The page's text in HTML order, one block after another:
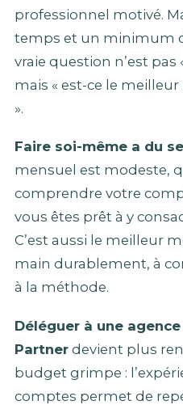
professionnel motivé.
temps et un minimum
vraie question n’est pas
mais « est-ce le
».
Faire soi-même a du
mensuel est modeste,
comprendre votre
vous êtes prêt à y
C’est aussi le meilleur
main durablement, à
à la méthode.
Déléguer à une
Partner devient plus
budget grimpe :
comptes permet de